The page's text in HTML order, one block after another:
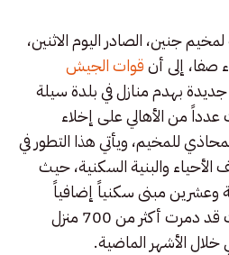
جنين، الصادر اليوم الاثنين،
صفا، إلى أنقوات الجيش
بهدم منازل في بلدة سيلة
من الأهالي على إخلاء
للمخيم، ويأتي هذا التطور في
والبنية السكنية، حيث
وعشرين مبنى سكنياً إضافياً
داخل المخيم، بعد أن كانت قد دمرت أكثر من 700 منزل
الأشهر الماضية.